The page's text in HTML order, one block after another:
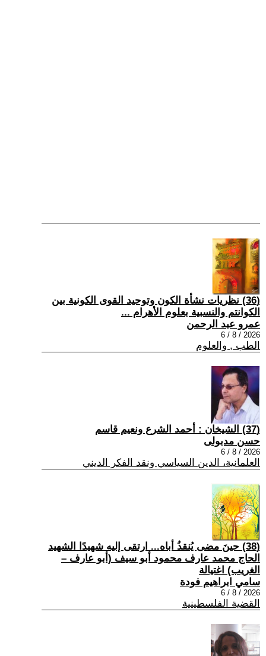
(36) نظريات نشأة الكون وتوحيد القوى الكونية بين
الكوانتم والنسبية بعلوم الأهرام ...
عمرو عبد الرحمن
2026 / 8 / 6
الطب , والعلوم
(37) الشيخان : أحمد الشرع ونعيم قاسم
حسن مدبولى
2026 / 8 / 6
العلمانية، الدين السياسي ونقد الفكر الديني
(38) حينَ مضى يُنقذُ أباه... ارتقى إليه شهيدًا الشهيد
الحاج محمد عارف محمود أبو سيف (أبو عارف –
الغريب) اغتيالة
سامي ابراهيم فودة
2026 / 8 / 6
القضية الفلسطينية